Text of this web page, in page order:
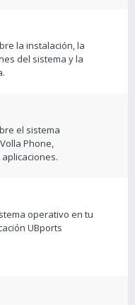
la instalación, la
del sistema y la
el sistema
Phone,
operativo en tu
UBports